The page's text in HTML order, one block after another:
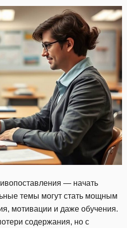
— начать
темы могут стать мощным
мотивации и даже обучения.
содержания, но с